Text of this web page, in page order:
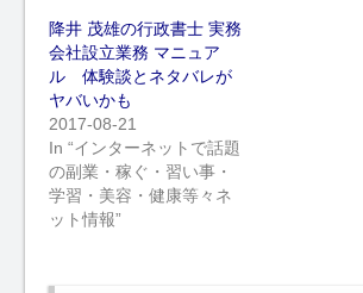
降井 茂雄の行政書士 実務
会社設立業務 マニュア
ル 体験談とネタバレが
ヤバいかも
2017-08-21
In “インターネットで話題
の副業・稼ぐ・習い事・
学習・美容・健康等々ネ
ット情報”